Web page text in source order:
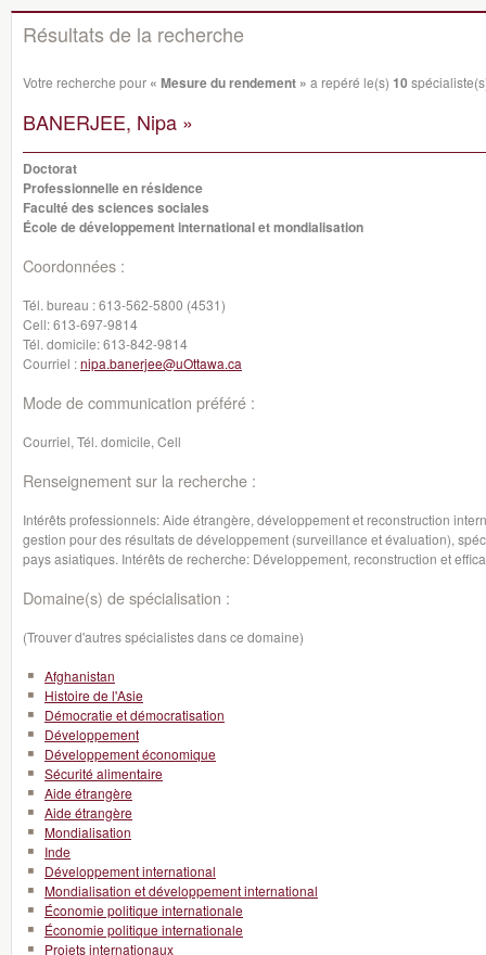
Résultats de la recherche
Votre recherche pour « Mesure du rendement » a repéré le(s) 10
BANERJEE, Nipa »
Doctorat
Professionnelle en résidence
Faculté des sciences sociales
École de développement international et mondialisation
Coordonnées :
Tél. bureau :613-562-5800 (4531)
Cell:613-697-9814
Tél. domicile:613-842-9814
Courriel :nipa.banerjee@uOttawa.ca
Mode de communication préféré :
Courriel, Tél. domicile, Cell
Renseignement sur la recherche :
Intérêts professionnels: Aide étrangère, développement et reconstruction
gestion pour des résultats de développement (surveillance et évaluation),
pays asiatiques. Intérêts de recherche: Développement, reconstruction et
Domaine(s) de spécialisation :
(Trouver d'autres spécialistes dans ce domaine)
Afghanistan
Histoire de l'Asie
Démocratie et démocratisation
Développement
Développement économique
Sécurité alimentaire
Aide étrangère
Aide étrangère
Mondialisation
Inde
Développement international
Mondialisation et développement international
Économie politique internationale
Économie politique internationale
Projets internationaux